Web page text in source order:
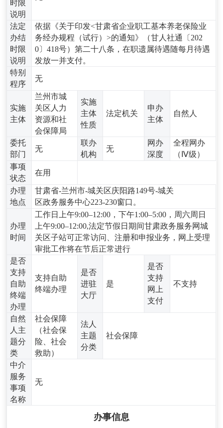
时限
说明
法定
办结
时限
说明
依据《关于印发<甘肃省企业职工基本养老保险业
务经办规程（试行）>的通知》（甘人社通〔202
0〕418号）第二十八条，在职遗属待遇随每月待遇
发放一并支付。
特别
程序
无
实施
主体
兰州市城
关区人力
资源和社
会保障局
实施
主体
性质
法定机关
申办
主体
自然人
委托
部门
无
联办
机构
无
网办
深度
全程网办
（Ⅳ级）
事项
状态
在用
办理
地点
甘肃省-兰州市-城关区庆阳路149号-城关
区政务服务中心223-230窗口。
办理
时间
工作日上午9:00–12:00，下午1:00–5:00，周六周日
上午9:00–12:00,法定节假日期间甘肃政务服务网城
关区子站可正常访问、注册和申报业务，网上受理
审批工作将在节后正常进行
是否
支持
自助
终端
办理
支持自助
终端办理
是否
进驻
大厅
是
是否
支持
网上
支付
不支持
自然
人主
题分
类
社会保障
（社会保
险、社会
救助）
法人
主题
分类
社会保障
中介
服务
事项
名称
无
办事信息